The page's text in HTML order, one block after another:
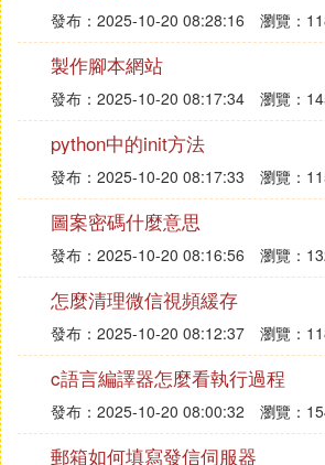
message['X-Mailer'] = 'Microsoft
00.2900.2180'
message['X-MimeOLE'] = 'Proced
eOLE V6.00.2900.2180'
f=open(config['file'], 'rb')
file = MIMEApplication(f.read())
f.close()
file.add_header('Content-
lename=
message.attach(file)
print 'OK'
print 'Logging...',
smtp = SMTP(config['server'])#,
smtp.ehlo()
smtp.starttls()
發布：2025-10-20 08:28:16 瀏覽：
製作腳本網站
發布：2025-10-20 08:17:34 瀏覽：
python中的init方法
發布：2025-10-20 08:17:33 瀏覽：
圖案密碼什麼意思
發布：2025-10-20 08:16:56 瀏覽：
怎麼清理微信視頻緩存
發布：2025-10-20 08:12:37 瀏覽：
c語言編譯器怎麼看執行過程
發布：2025-10-20 08:00:32 瀏覽：
郵箱如何填寫發信伺服器